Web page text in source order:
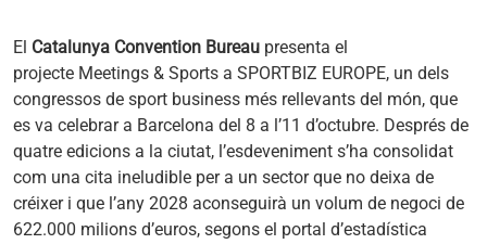
El Catalunya Convention Bureau presenta el
projecte Meetings & Sports a SPORTBIZ EUROPE, un dels
congressos de sport business més rellevants del món, que
es va celebrar a Barcelona del 8 a l’11 d’octubre. Després de
quatre edicions a la ciutat, l’esdeveniment s’ha consolidat
com una cita ineludible per a un sector que no deixa de
créixer i que l’any 2028 aconseguirà un volum de negoci de
622.000 milions d’euros, segons el portal d’estadística